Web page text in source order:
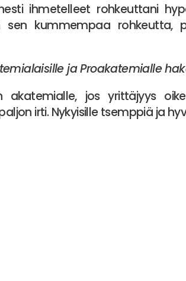
ihmetelleet rohkeuttani
sen kummempaa rohkeutta,
ja Proakatemialle
akatemialle, jos yrittäjyys
irti. Nykyisille tsemppiä ja